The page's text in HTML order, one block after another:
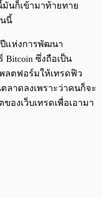
นก็เข้ามาท้ายทาย
นี้
ปีแห่งการพัฒนา
ซึ่งถือเป็น
ตฟอร์มให้เทรดฟิว
ลาดลงเพราะว่าคนก็จะ
องเว็บเทรดเพื่อเอามา